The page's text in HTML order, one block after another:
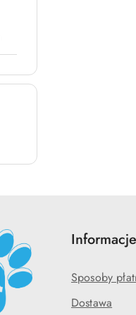
Informacje
Sposoby
Dostawa